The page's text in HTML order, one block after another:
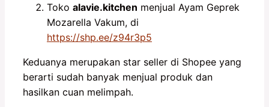
Toko alavie.kitchen menjual Ayam Geprek
Mozarella Vakum, di
https://shp.ee/z94r3p5
Keduanya merupakan star seller di Shopee yang
berarti sudah banyak menjual produk dan
hasilkan cuan melimpah.